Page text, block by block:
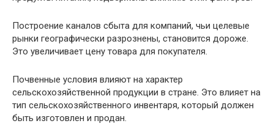
Построение каналов сбыта для компаний, чьи целевые
рынки географически разрознены, становится дороже.
Это увеличивает цену товара для покупателя.
Почвенные условия влияют на характер
сельскохозяйственной продукции в стране. Это влияет на
тип сельскохозяйственного инвентаря, который должен
быть изготовлен и продан.